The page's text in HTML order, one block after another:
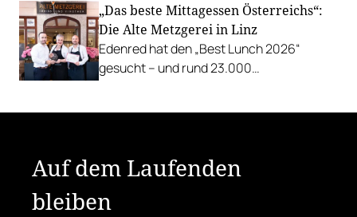
mit Cocktails, Snacks und
Veranstaltungsprogramm.
„Das beste Mittagessen Österreichs“:
Die Alte Metzgerei in Linz
Edenred hat den „Best Lunch 2026“
gesucht – und rund 23.000
Auf dem Laufenden
bleiben